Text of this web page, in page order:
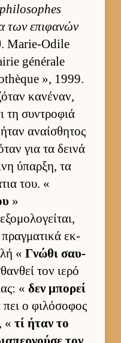
των επιφανών
Marie-Odile
générale
», 1999.
κανέναν,
τη συντροφιά
αναί­σθητος
για τα δεινά
ύπαρ­ξη, τα
του. «
»
πραγ­ματικά εκ­
« Γνώθι σαυ­
τον ιερό
« δεν μπορεί
πει ο φιλόσοφος
« τί ήταν το